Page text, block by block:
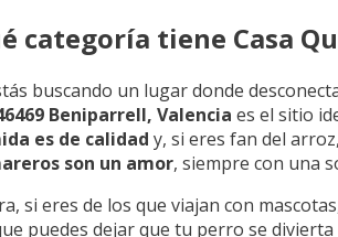
categoría tiene Casa
buscando un lugar donde
Beniparrell, Valencia es el sitio
es de calidad y, si eres fan del
son un amor, siempre con una
si eres de los que viajan con
puedes dejar que tu perro se